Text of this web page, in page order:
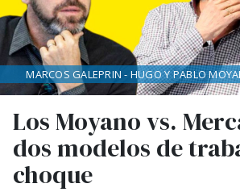
Los Moyano vs.
dos modelos de
choque
MARCOS GALEPRIN - HUGO Y PABLO